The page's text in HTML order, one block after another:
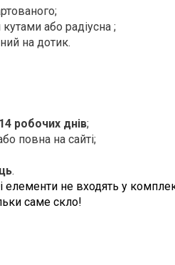
або радіусна ;
на дотик.
14 робочих днів;
повна на сайті;
.
елементи не входять у
саме скло!